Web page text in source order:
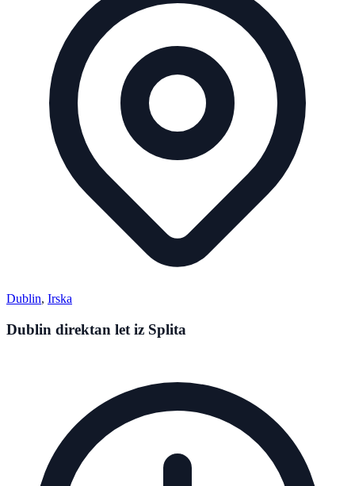
Dublin, Irska
Dublin direktan let iz Splita